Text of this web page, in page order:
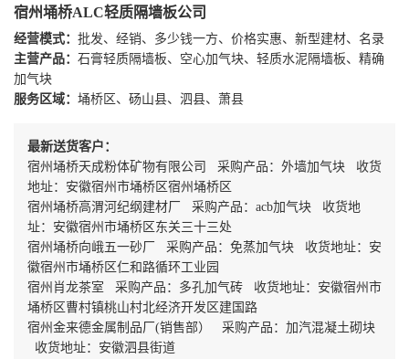
宿州埇桥ALC轻质隔墙板公司
经营模式： 批发、经销、多少钱一方、价格实惠、新型建材、名录
主营产品： 石膏轻质隔墙板、空心加气块、轻质水泥隔墙板、精确
加气块
服务区域： 埇桥区、砀山县、泗县、萧县
最新送货客户：
宿州埇桥天成粉体矿物有限公司 采购产品：外墙加气块 收货
地址：安徽宿州市埇桥区宿州埇桥区
宿州埇桥高渭河纪纲建材厂 采购产品：acb加气块 收货地
址：安徽宿州市埇桥区东关三十三处
宿州埇桥向峨五一砂厂 采购产品：免蒸加气块 收货地址：安
徽宿州市埇桥区仁和路循环工业园
宿州肖龙茶室 采购产品：多孔加气砖 收货地址：安徽宿州市
埇桥区曹村镇桃山村北经济开发区建国路
宿州金来德金属制品厂(销售部） 采购产品：加汽混凝土砌块
收货地址：安徽泗县街道